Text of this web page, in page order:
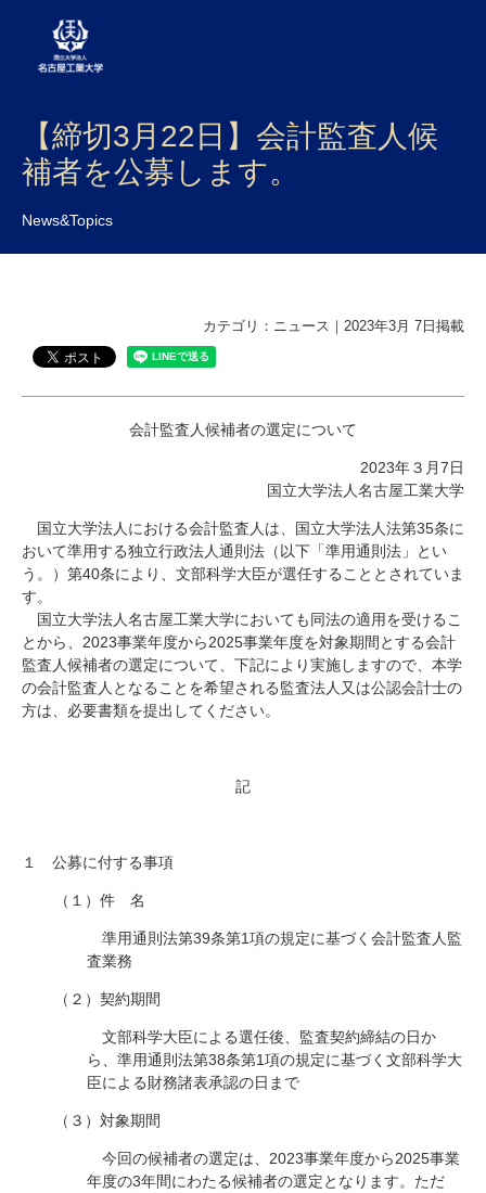
大学案内
学部・大学院・センター
入試
受験生 在学生
卒業生
寄附のお願い
アクセス
キャンパスマップ お問い合わせ English 資料請求
【締切3月22日】会計監査人候
補者を公募します。
News&Topics
カテゴリ：ニュース｜2023年3月 7日掲載
会計監査人候補者の選定について
2023年３月7日
国立大学法人名古屋工業大学
国立大学法人における会計監査人は、国立大学法人法第35条に
おいて準用する独立行政法人通則法（以下「準用通則法」とい
う。）第40条により、文部科学大臣が選任することとされていま
す。
国立大学法人名古屋工業大学においても同法の適用を受けるこ
とから、2023事業年度から2025事業年度を対象期間とする会計
監査人候補者の選定について、下記により実施しますので、本学
の会計監査人となることを希望される監査法人又は公認会計士の
方は、必要書類を提出してください。
記
１ 公募に付する事項
（１）件 名
準用通則法第39条第1項の規定に基づく会計監査人監
査業務
（２）契約期間
文部科学大臣による選任後、監査契約締結の日か
ら、準用通則法第38条第1項の規定に基づく文部科学大
臣による財務諸表承認の日まで
（３）対象期間
今回の候補者の選定は、2023事業年度から2025事業
年度の3年間にわたる候補者の選定となります。ただ